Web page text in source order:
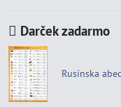
Darček zadarmo
Rusínska